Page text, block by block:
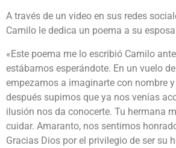
A través de un video en sus redes
Camilo le dedica un poema a su
«Este poema me lo escribió Camilo
estábamos esperándote. En un vuelo
empezamos a imaginarte con nombre
después supimos que ya nos venías
ilusión nos da conocerte. Tu hermana
cuidar. Amaranto, nos sentimos
Gracias Dios por el privilegio de ser su